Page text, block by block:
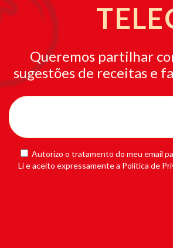
Queremos partilhar
sugestões de receitas e
Autorizo o tratamento do meu email
Li e aceito expressamente a Política de